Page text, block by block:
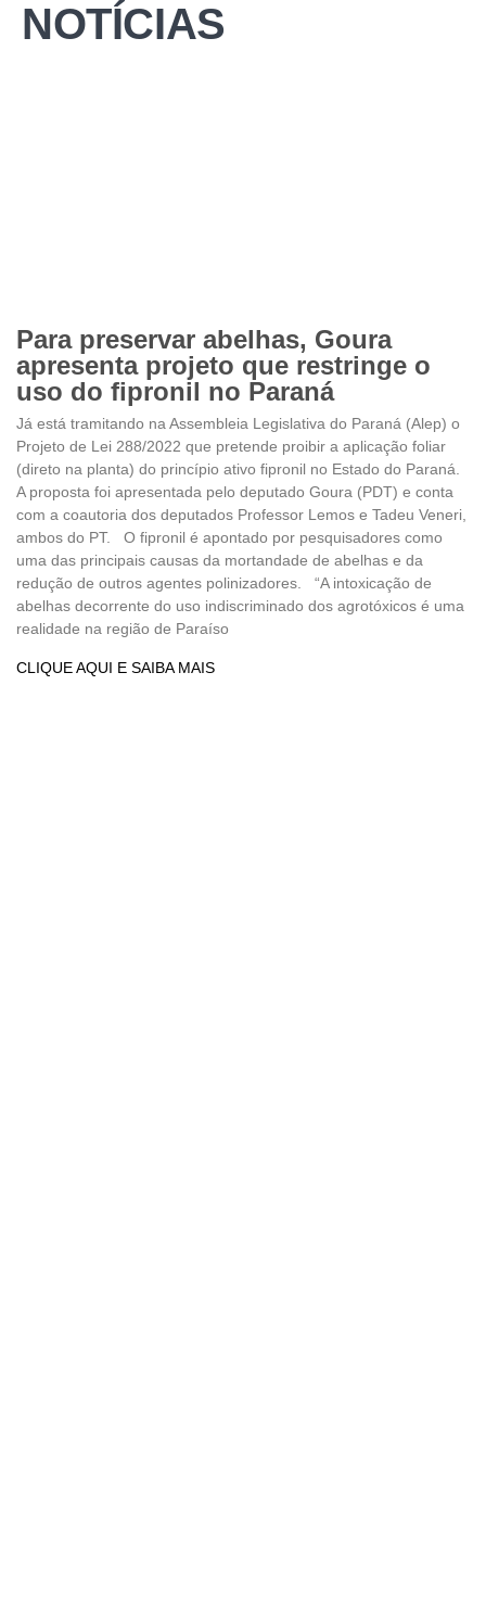
NOTÍCIAS
Para preservar abelhas, Goura
apresenta projeto que restringe o
uso do fipronil no Paraná
Já está tramitando na Assembleia Legislativa do Paraná (Alep) o
Projeto de Lei 288/2022 que pretende proibir a aplicação foliar
(direto na planta) do princípio ativo fipronil no Estado do Paraná.
A proposta foi apresentada pelo deputado Goura (PDT) e conta
com a coautoria dos deputados Professor Lemos e Tadeu Veneri,
ambos do PT. O fipronil é apontado por pesquisadores como
uma das principais causas da mortandade de abelhas e da
redução de outros agentes polinizadores. “A intoxicação de
abelhas decorrente do uso indiscriminado dos agrotóxicos é uma
realidade na região de Paraíso
CLIQUE AQUI E SAIBA MAIS